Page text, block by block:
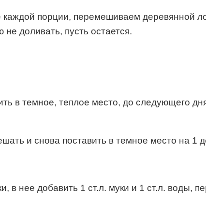
порции, перемешиваем деревянной
доливать, пусть остается.
в темное, теплое место, до следующего
и снова поставить в темное место на 1
в нее добавить 1 ст.л. муки и 1 ст.л. воды,